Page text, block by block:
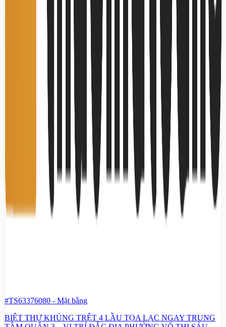
#TS63376080 - Mặt bằng
BIỆT THỰ KHỦNG TRỆT 4 LẦU TỌA LẠC NGAY TRUNG